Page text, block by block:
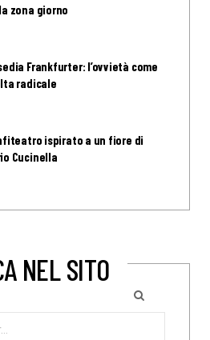
zona giorno
Frankfurter: l’ovvietà come
radicale
ispirato a un fiore di
Cucinella
NEL SITO